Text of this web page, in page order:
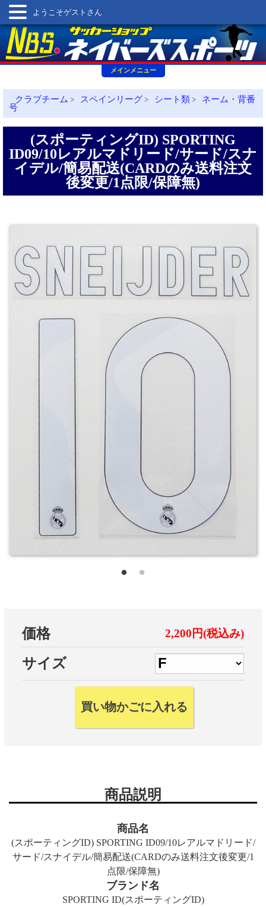
メインメニュー
ようこそゲストさん
クラブチーム > スペインリーグ > シート類 >
ネーム・背番
号
(スポーティングID) SPORTING
ID09/10レアルマドリード/サード/スナ
イデル/簡易配送(CARDのみ送料注文
後変更/1点限/保障無)
価格 2,200円(税込み)
サイズ
商品説明
商品名
(スポーティングID) SPORTING ID09/10レアルマドリード/
サード/スナイデル/簡易配送(CARDのみ送料注文後変更/1
点限/保障無)
ブランド名
SPORTING ID(スポーティングID)